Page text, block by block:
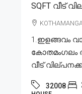
SQFT വീട്
1.ഇളങ്ങവം
കോതമംഗലം
വീട്
32008